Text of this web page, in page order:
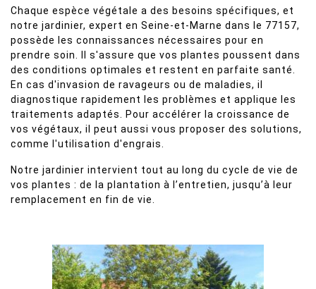
Chaque espèce végétale a des besoins spécifiques, et
notre jardinier, expert en Seine-et-Marne dans le 77157,
possède les connaissances nécessaires pour en
prendre soin. Il s'assure que vos plantes poussent dans
des conditions optimales et restent en parfaite santé.
En cas d'invasion de ravageurs ou de maladies, il
diagnostique rapidement les problèmes et applique les
traitements adaptés. Pour accélérer la croissance de
vos végétaux, il peut aussi vous proposer des solutions,
comme l'utilisation d'engrais.
Notre jardinier intervient tout au long du cycle de vie de
vos plantes : de la plantation à l’entretien, jusqu’à leur
remplacement en fin de vie.